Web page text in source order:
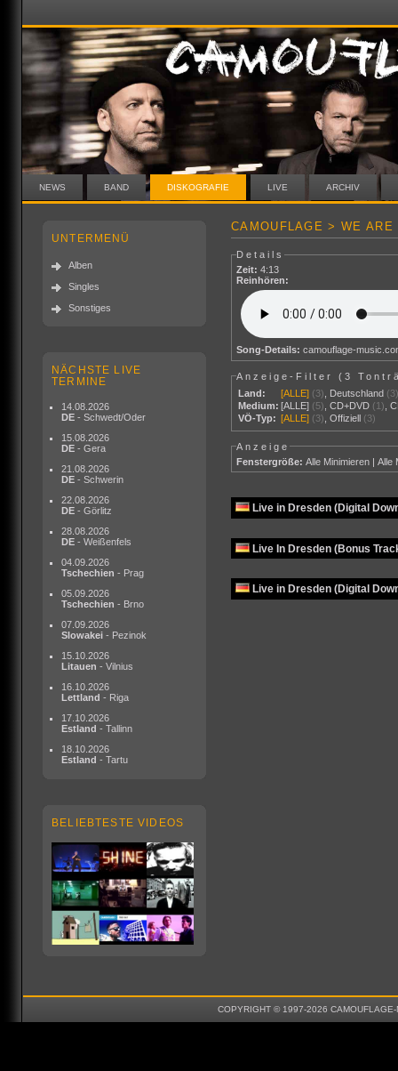
NEWS BAND DISKOGRAFIE LIVE ARCHIV
UNTERMENÜ
Alben
Singles
Sonstiges
NÄCHSTE LIVE
TERMINE
14.08.2026
DE - Schwedt/Oder
15.08.2026
DE - Gera
21.08.2026
DE - Schwerin
22.08.2026
DE - Görlitz
28.08.2026
DE - Weißenfels
04.09.2026
Tschechien - Prag
05.09.2026
Tschechien - Brno
07.09.2026
Slowakei - Pezinok
15.10.2026
Litauen - Vilnius
16.10.2026
Lettland - Riga
17.10.2026
Estland - Tallinn
18.10.2026
Estland - Tartu
BELIEBTESTE VIDEOS
CAMOUFLAGE > WE
Details
Zeit: 4:13
Reinhören:
Song-Details: camouflage-
Anzeige-Filter (3
Land:
[ALLE] (3) Deutschland
Medium: [ALLE] (5) ,CD+DVD (1) ,
VÖ-Typ: [ALLE] (3) ,Offiziell (3)
Anzeige
Fenstergröße: Alle Minimieren |Alle
Live in Dresden (Digital
Live In Dresden (Bonus
Live in Dresden (Digital
COPYRIGHT © 1997-2026 CAMOUFLAGE-